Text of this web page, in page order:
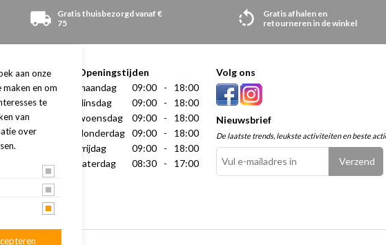
Gratis thuisbezorgd vanaf €
75
Gratis afhalen en
retourneren in de winkel
Openingstijden
maandag
09:00 -
18:00
dinsdag
09:00 -
18:00
woensdag
09:00 -
18:00
donderdag 09:00 -
18:00
vrijdag
09:00 -
18:00
zaterdag
08:30 - 17:00
Volg ons
Nieuwsbrief
De laatste trends, leukste activiteiten en beste
aan onze
en om
te
van
over